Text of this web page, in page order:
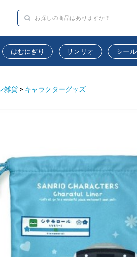
はむにぎり サンリオ シール
雑貨 > キャラクターグッズ